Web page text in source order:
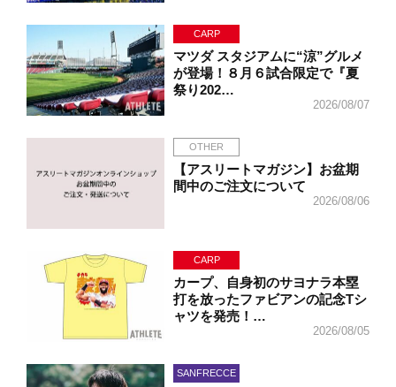
CARP
マツダ スタジアムに“涼”グルメ
が登場！８月６試合限定で『夏
祭り202…
2026/08/07
OTHER
【アスリートマガジン】お盆期
間中のご注文について
2026/08/06
CARP
カープ、自身初のサヨナラ本塁
打を放ったファビアンの記念Tシ
ャツを発売！…
2026/08/05
SANFRECCE